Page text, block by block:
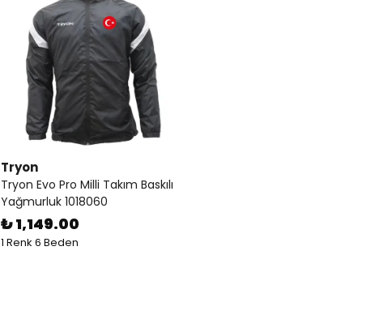
Tryon
Tryon Evo Pro Milli Takım Baskılı
Yağmurluk 1018060
₺ 1,149.00
1 Renk 6 Beden